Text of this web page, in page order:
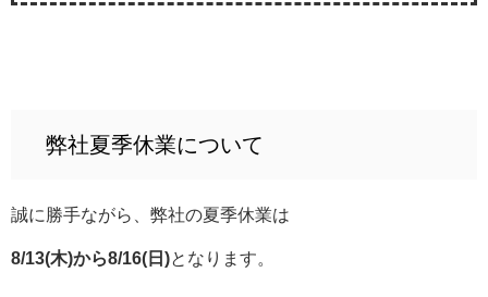
弊社夏季休業について
誠に勝手ながら、弊社の夏季休業は
8/13(木)から8/16(日)となります。